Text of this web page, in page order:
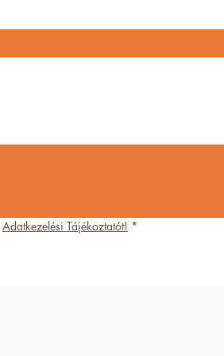
Adatkezelési Tájékoztatót! *